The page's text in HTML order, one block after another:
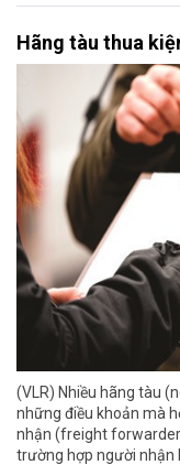
Hãng tàu thua
(VLR) Nhiều hãng tàu
những điều khoản mà
nhận (freight
trường hợp người nhận